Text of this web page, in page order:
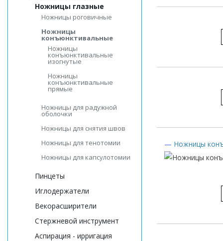
Ножницы глазные
Ножницы роговичные
Ножницы
конъюнктивальные
Ножницы
конъюнктивальные
изогнутые
Ножницы
конъюнктивальные
прямые
Ножницы для радужной
оболочки
Ножницы для снятия швов
Ножницы для тенотомии
Ножницы для капсулотомии
Пинцеты
Иглодержатели
Векорасширители
Стержневой инструмент
Аспирация - ирригация
— Ножницы